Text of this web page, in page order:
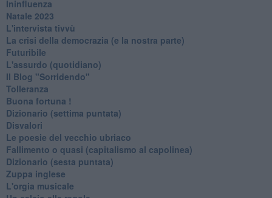
Ininfluenza
Natale 2023
L'intervista tivvù
La crisi della democrazia (e la nostra parte)
Futuribile
L'assurdo (quotidiano)
Il Blog "Sorridendo"
Tolleranza
Buona fortuna !
​Dizionario (settima puntata)
Disvalori
Le poesie del vecchio ubriaco
Fallimento o quasi (capitalismo al capolinea)
Dizionario (sesta puntata)
Zuppa inglese
L'orgia musicale